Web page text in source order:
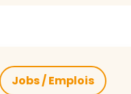
Jobs / Emplois